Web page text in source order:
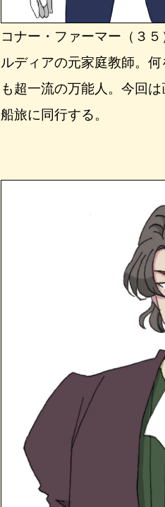
コナー・ファーマー（３５
ルディアの元家庭教師。
も超一流の万能人。今回
船旅に同行する。